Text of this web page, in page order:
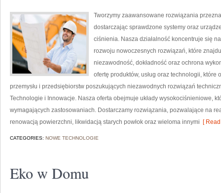
Tworzymy zaawansowane rozwiązania
dostarczając sprawdzone systemy oraz
ciśnienia. Nasza działalność koncentruje się
rozwoju nowoczesnych rozwiązań, które
niezawodność, dokładność oraz ochrona
ofertę produktów, usług oraz technologii,
przemysłu i przedsiębiorstw poszukujących niezawodnych rozwiązań
Technologie i Innowacje. Nasza oferta obejmuje układy wysokociśnieniowe,
wymagających zastosowaniach. Dostarczamy rozwiązania, pozwalające na
renowacją powierzchni, likwidacją starych powłok oraz wieloma innymi [
CATEGORIES: NOWE TECHNOLOGIE
Eko w Domu